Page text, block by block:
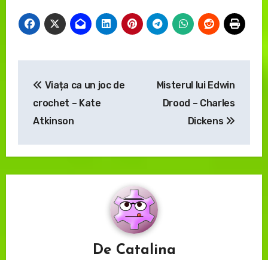
articole
Viața ca un joc de
crochet – Kate
Atkinson
Misterul lui Edwin
Drood – Charles
Dickens
De Catalina